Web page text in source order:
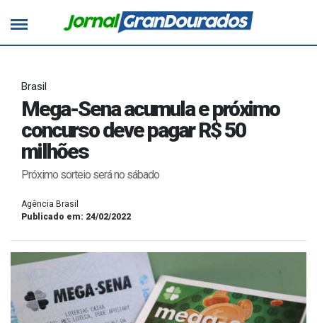
Brasil
Mega-Sena acumula e próximo
concurso deve pagar R$ 50
milhões
Próximo sorteio será no sábado
Agência Brasil
Publicado em: 24/02/2022